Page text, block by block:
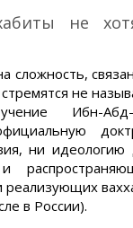
не
сложность,
не
Ибн-
ни
реализующих
в России).